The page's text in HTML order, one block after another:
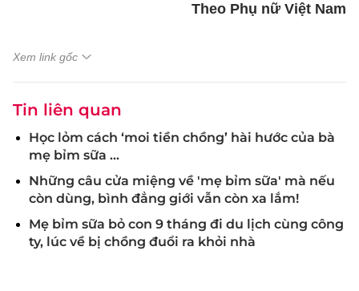
Theo Phụ nữ Việt Nam
Xem link gốc
Tin liên quan
Học lỏm cách ‘moi tiền chồng’ hài hước của bà
mẹ bỉm sữa ...
Những câu cửa miệng về 'mẹ bỉm sữa' mà nếu
còn dùng, bình đẳng giới vẫn còn xa lắm!
Mẹ bỉm sữa bỏ con 9 tháng đi du lịch cùng công
ty, lúc về bị chồng đuổi ra khỏi nhà